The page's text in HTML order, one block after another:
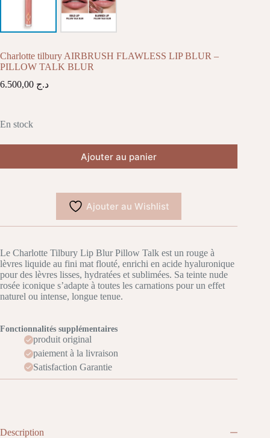
Charlotte tilbury AIRBRUSH FLAWLESS LIP BLUR –
PILLOW TALK BLUR
د.ج
En stock
Ajouter au panier
Ajouter au Wishlist
Le Charlotte Tilbury Lip Blur Pillow Talk est un rouge à
lèvres liquide au fini mat flouté, enrichi en acide hyaluronique
pour des lèvres lisses, hydratées et sublimées. Sa teinte nude
rosée iconique s’adapte à toutes les carnations pour un effet
naturel ou intense, longue tenue.
Fonctionnalités supplémentaires
produit original
paiement à la livraison
Satisfaction Garantie
Description